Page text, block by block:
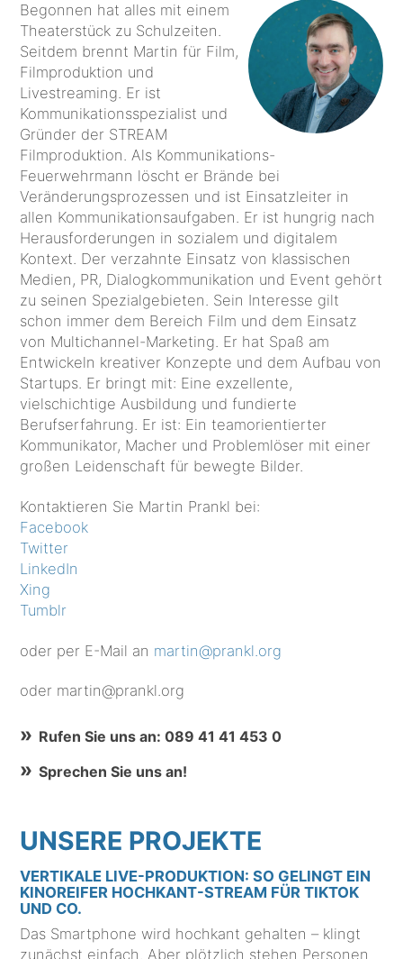
Begonnen hat alles mit einem
Theaterstück zu Schulzeiten.
Seitdem brennt Martin für Film,
Filmproduktion und
Livestreaming. Er ist
Kommunikationsspezialist und
Gründer der STREAM
Filmproduktion. Als Kommunikations-
Feuerwehrmann löscht er Brände bei
Veränderungsprozessen und ist Einsatzleiter in
allen Kommunikationsaufgaben. Er ist hungrig nach
Herausforderungen in sozialem und digitalem
Kontext. Der verzahnte Einsatz von klassischen
Medien, PR, Dialogkommunikation und Event gehört
zu seinen Spezialgebieten. Sein Interesse gilt
schon immer dem Bereich Film und dem Einsatz
von Multichannel-Marketing. Er hat Spaß am
Entwickeln kreativer Konzepte und dem Aufbau von
Startups. Er bringt mit: Eine exzellente,
vielschichtige Ausbildung und fundierte
Berufserfahrung. Er ist: Ein teamorientierter
Kommunikator, Macher und Problemlöser mit einer
großen Leidenschaft für bewegte Bilder.
Kontaktieren Sie Martin Prankl bei:
Facebook
Twitter
LinkedIn
Xing
Tumblr
oder per E-Mail an martin@prankl.org
oder martin@prankl.org
Rufen Sie uns an: 089 41 41 453 0
Sprechen Sie uns an!
UNSERE PROJEKTE
VERTIKALE LIVE-PRODUKTION: SO GELINGT EIN
KINOREIFER HOCHKANT-STREAM FÜR TIKTOK
UND CO.
Das Smartphone wird hochkant gehalten – klingt
zunächst einfach. Aber plötzlich stehen Personen